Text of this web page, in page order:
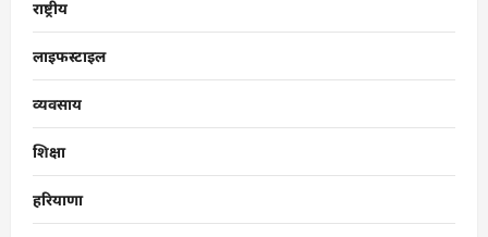
राष्ट्रीय
लाइफस्टाइल
व्यवसाय
शिक्षा
हरियाणा